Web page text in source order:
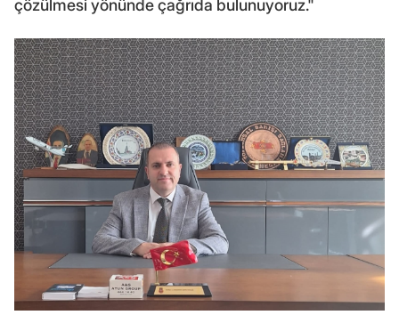
çözülmesi yönünde çağrıda bulunuyoruz."